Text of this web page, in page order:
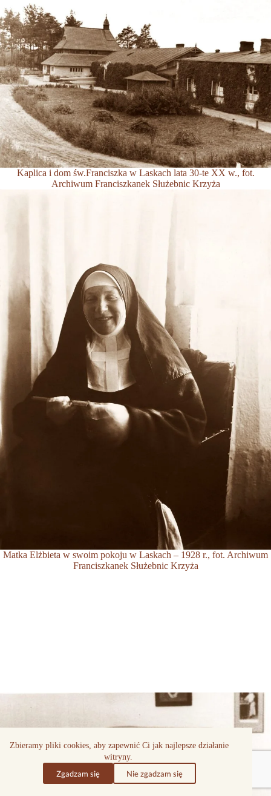
Zbieramy pliki cookies, aby zapewnić Ci jak najlepsze działanie
witryny.
Zgadzam się Nie zgadzam się
Kaplica i dom św.Franciszka w Laskach lata 30-te XX w., fot.
Archiwum Franciszkanek Służebnic Krzyża
Matka Elżbieta w swoim pokoju w Laskach – 1928 r., fot. Archiwum
Franciszkanek Służebnic Krzyża